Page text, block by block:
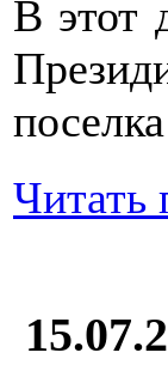
В этот
Читать